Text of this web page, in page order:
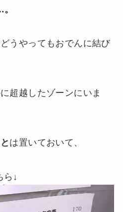
うやってもおでんに結び
超越したゾーンにいま
は置いておいて、
ら↓